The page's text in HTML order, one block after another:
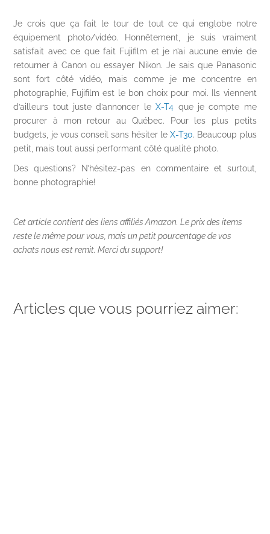
Je crois que ça fait le tour de tout ce qui englobe notre
équipement photo/vidéo. Honnêtement, je suis vraiment
satisfait avec ce que fait Fujifilm et je n’ai aucune envie de
retourner à Canon ou essayer Nikon. Je sais que Panasonic
sont fort côté vidéo, mais comme je me concentre en
photographie, Fujifilm est le bon choix pour moi. Ils viennent
d’ailleurs tout juste d’annoncer leX-T4 que je compte me
procurer à mon retour au Québec. Pour les plus petits
budgets, je vous conseil sans hésiter leX-T30. Beaucoup plus
petit, mais tout aussi performant côté qualité photo.
Des questions? N’hésitez-pas en commentaire et surtout,
bonne photographie!
Cet article contient des liens affiliés Amazon. Le prix des items
reste le même pour vous, mais un petit pourcentage de vos
achats nous est remit. Merci du support!
Articles que vous pourriez aimer: